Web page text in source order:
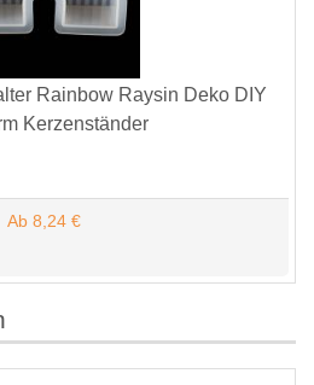
Rainbow Raysin Deko DIY
Kerzenständer
Ab 8,24 €